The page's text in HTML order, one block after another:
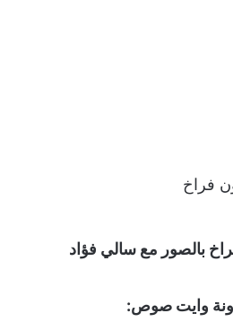
فراخ
بالصور مع سالي فؤاد
وايت صوص: